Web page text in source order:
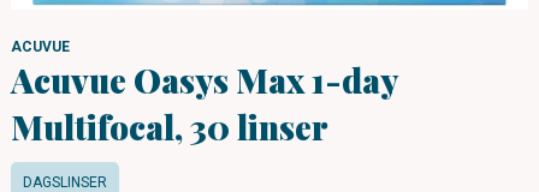
ACUVUE
Acuvue Oasys Max 1-day
Multifocal, 30 linser
DAGSLINSER